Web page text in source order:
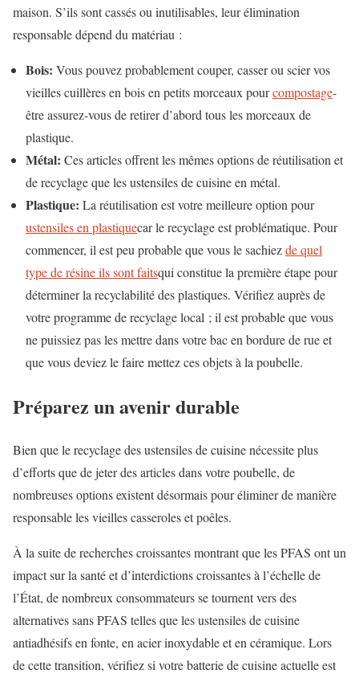
maison. S’ils sont cassés ou inutilisables, leur élimination
responsable dépend du matériau :
Bois: Vous pouvez probablement couper, casser ou scier vos
vieilles cuillères en bois en petits morceaux pourcompostage-
êtreassurez-vous de retirer d’abord tous les morceaux de
plastique.
Métal: Ces articles offrent les mêmes options de réutilisation et
de recyclage que les ustensiles de cuisine en métal.
Plastique: La réutilisation est votre meilleure option pour
ustensiles en plastiquecar le recyclage est problématique. Pour
commencer, il est peu probable que vous le sachiezde quel
type de résine ils sont faitsqui constitue la première étape pour
déterminer la recyclabilité des plastiques. Vérifiez auprès de
votre programme de recyclage local ; il est probable que vous
ne puissiez pas les mettre dans votre bac en bordure de rue et
que vous deviez le fairemettez ces objets à la poubelle.
Préparez un avenir durable
Bien que le recyclage des ustensiles de cuisine nécessite plus
d’efforts que de jeter des articles dans votre poubelle, de
nombreuses options existent désormais pour éliminer de manière
responsable les vieilles casseroles et poêles.
À la suite de recherches croissantes montrant que les PFAS ont un
impact sur la santé et d’interdictions croissantes à l’échelle de
l’État, de nombreux consommateurs se tournent vers des
alternatives sans PFAS telles que les ustensiles de cuisine
antiadhésifs en fonte, en acier inoxydable et en céramique. Lors
de cette transition, vérifiez si votre batterie de cuisine actuelle est